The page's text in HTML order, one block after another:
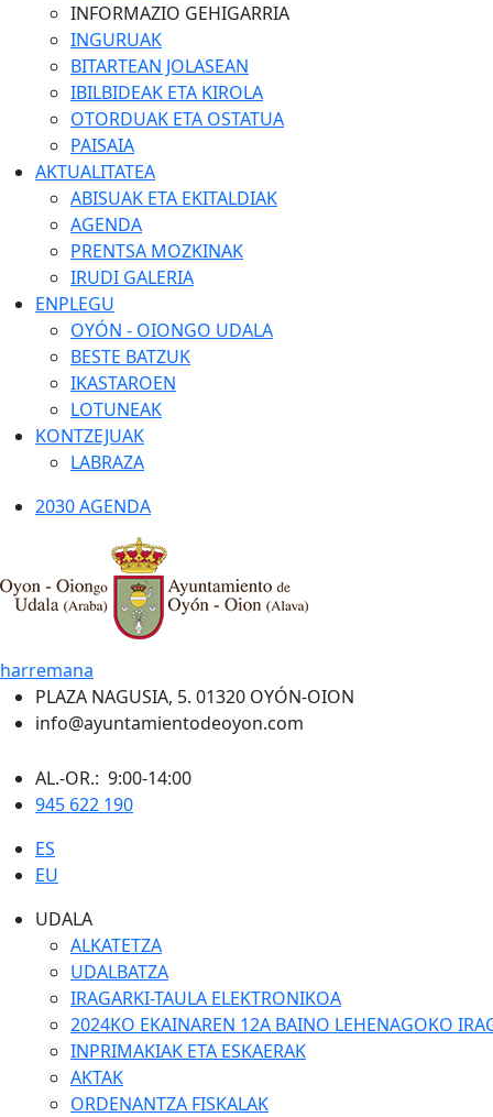
INFORMAZIO GEHIGARRIA
INGURUAK
BITARTEAN JOLASEAN
IBILBIDEAK ETA KIROLA
OTORDUAK ETA OSTATUA
PAISAIA
AKTUALITATEA
ABISUAK ETA EKITALDIAK
AGENDA
PRENTSA MOZKINAK
IRUDI GALERIA
ENPLEGU
OYÓN - OIONGO UDALA
BESTE BATZUK
IKASTAROEN
LOTUNEAK
KONTZEJUAK
LABRAZA
2030 AGENDA
harremana
PLAZA NAGUSIA, 5. 01320 OYÓN-OION
info@ayuntamientodeoyon.com
AL.-OR.: 9:00-14:00
945 622 190
ES
EU
UDALA
ALKATETZA
UDALBATZA
IRAGARKI-TAULA ELEKTRONIKOA
2024KO EKAINAREN 12A BAINO LEHENAGOKO
INPRIMAKIAK ETA ESKAERAK
AKTAK
ORDENANTZA FISKALAK